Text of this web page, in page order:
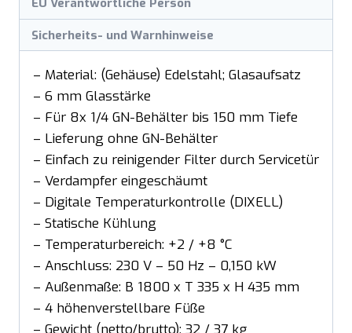
EU Verantwortliche Person
Sicherheits- und Warnhinweise
– Material: (Gehäuse) Edelstahl; Glasaufsatz
– 6 mm Glasstärke
– Für 8x 1/4 GN-Behälter bis 150 mm Tiefe
– Lieferung ohne GN-Behälter
– Einfach zu reinigender Filter durch Servicetür
– Verdampfer eingeschäumt
– Digitale Temperaturkontrolle (DIXELL)
– Statische Kühlung
– Temperaturbereich: +2 / +8 °C
– Anschluss: 230 V – 50 Hz – 0,150 kW
– Außenmaße: B 1800 x T 335 x H 435 mm
– 4 höhenverstellbare Füße